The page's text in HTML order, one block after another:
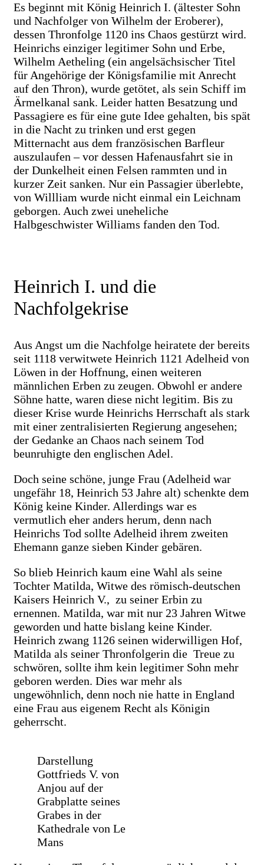
Es beginnt mit König Heinrich I. (ältester Sohn
und Nachfolger von Wilhelm der Eroberer),
dessen Thronfolge 1120 ins Chaos gestürzt wird.
Heinrichs einziger legitimer Sohn und Erbe,
Wilhelm Aetheling (ein angelsächsischer Titel
für Angehörige der Königsfamilie mit Anrecht
auf den Thron), wurde getötet, als sein Schiff im
Ärmelkanal sank. Leider hatten Besatzung und
Passagiere es für eine gute Idee gehalten, bis spät
in die Nacht zu trinken und erst gegen
Mitternacht aus dem französischen Barfleur
auszulaufen – vor dessen Hafenausfahrt sie in
der Dunkelheit einen Felsen rammten und in
kurzer Zeit sanken. Nur ein Passagier überlebte,
von Willliam wurde nicht einmal ein Leichnam
geborgen. Auch zwei uneheliche
Halbgeschwister Williams fanden den Tod.
Heinrich I. und die
Nachfolgekrise
Aus Angst um die Nachfolge heiratete der bereits
seit 1118 verwitwete Heinrich 1121 Adelheid von
Löwen in der Hoffnung, einen weiteren
männlichen Erben zu zeugen. Obwohl er andere
Söhne hatte, waren diese nicht legitim. Bis zu
dieser Krise wurde Heinrichs Herrschaft als stark
mit einer zentralisierten Regierung angesehen;
der Gedanke an Chaos nach seinem Tod
beunruhigte den englischen Adel.
Doch seine schöne, junge Frau (Adelheid war
ungefähr 18, Heinrich 53 Jahre alt) schenkte dem
König keine Kinder. Allerdings war es
vermutlich eher anders herum, denn nach
Heinrichs Tod sollte Adelheid ihrem zweiten
Ehemann ganze sieben Kinder gebären.
So blieb Heinrich kaum eine Wahl als seine
Tochter Matilda, Witwe des römisch-deutschen
Kaisers Heinrich V., zu seiner Erbin zu
ernennen. Matilda, war mit nur 23 Jahren Witwe
geworden und hatte bislang keine Kinder.
Heinrich zwang 1126 seinen widerwilligen Hof,
Matilda als seiner Thronfolgerin die Treue zu
schwören, sollte ihm kein legitimer Sohn mehr
geboren werden. Dies war mehr als
ungewöhnlich, denn noch nie hatte in England
eine Frau aus eigenem Recht als Königin
geherrscht.
Darstellung
Gottfrieds V. von
Anjou auf der
Grabplatte seines
Grabes in der
Kathedrale von Le
Mans